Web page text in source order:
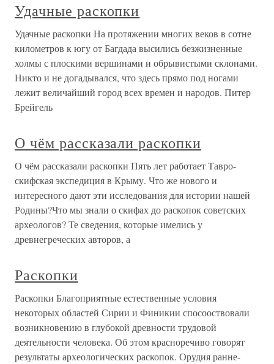
Удачные раскопки
Удачные раскопки На протяжении многих веков в сотне
километров к югу от Багдада высились безжизненные
холмы с плоскими вершинами и обрывистыми склонами.
Никто и не догадывался, что здесь прямо под ногами
лежит величайший город всех времен и народов. Питер
Брейгель
О чём рассказали раскопки
О чём рассказали раскопки Пять лет работает Тавро-
скифская экспедиция в Крыму. Что же нового и
интересного дают эти исследования для истории нашей
Родины?Что мы знали о скифах до раскопок советских
археологов? Те сведения, которые имелись у
древнегреческих авторов, а
Раскопки
Раскопки Благоприятные естественные условия
некоторых областей Сирии и Финикии спосооствовали
возникновению в глубокой древности трудовой
деятельности человека. Об этом красноречиво говорят
результаты археологических раскопок. Орудия ранне-